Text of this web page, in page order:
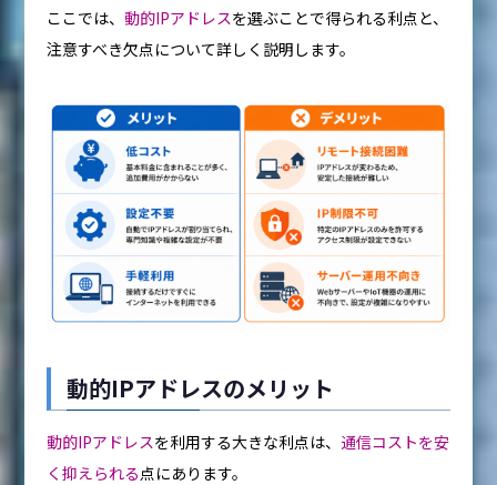
ここでは、 動的IPアドレスを選ぶことで得られる利点と、
注意すべき欠点について詳しく説明します。
動的IPアドレスのメリット
動的IPアドレスを利用する大きな利点は、 通信コストを安
く抑えられる点にあります。